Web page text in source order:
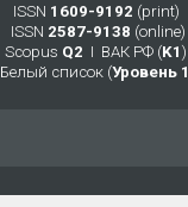
ISSN 1609-9192 (print)
ISSN 2587-9138 (online)
Scopus Q2 Ι ВАК РФ (K1 )
Белый список (Уровень 1